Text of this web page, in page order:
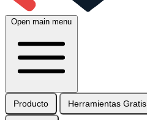
Open main menu
Producto Herramientas Gratis